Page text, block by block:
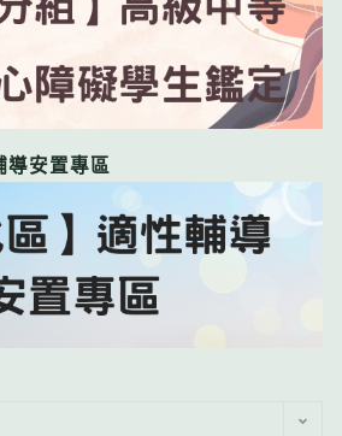
導安置專區